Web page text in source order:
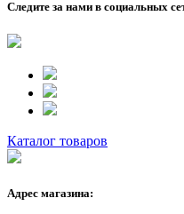
Следите за нами в социальных
Каталог товаров
Адрес магазина: